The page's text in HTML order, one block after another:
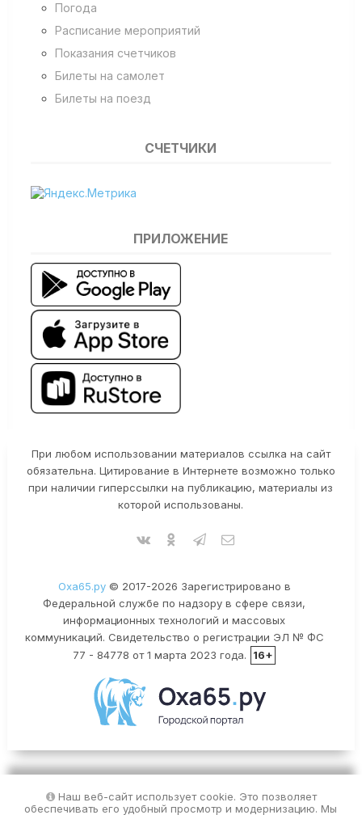
Погода
Расписание мероприятий
Показания счетчиков
Билеты на самолет
Билеты на поезд
СЧЕТЧИКИ
ПРИЛОЖЕНИЕ
При любом использовании материалов ссылка на сайт
обязательна. Цитирование в Интернете возможно только
при наличии гиперссылки на публикацию, материалы из
которой использованы.
Оха65.ру© 2017-2026 Зарегистрировано в
Федеральной службе по надзору в сфере связи,
информационных технологий и массовых
коммуникаций. Свидетельство о регистрации ЭЛ № ФС
77 - 84778 от 1 марта 2023 года.
16+
Наш веб-сайт использует cookie. Это позволяет
обеспечивать его удобный просмотр и модернизацию. Мы